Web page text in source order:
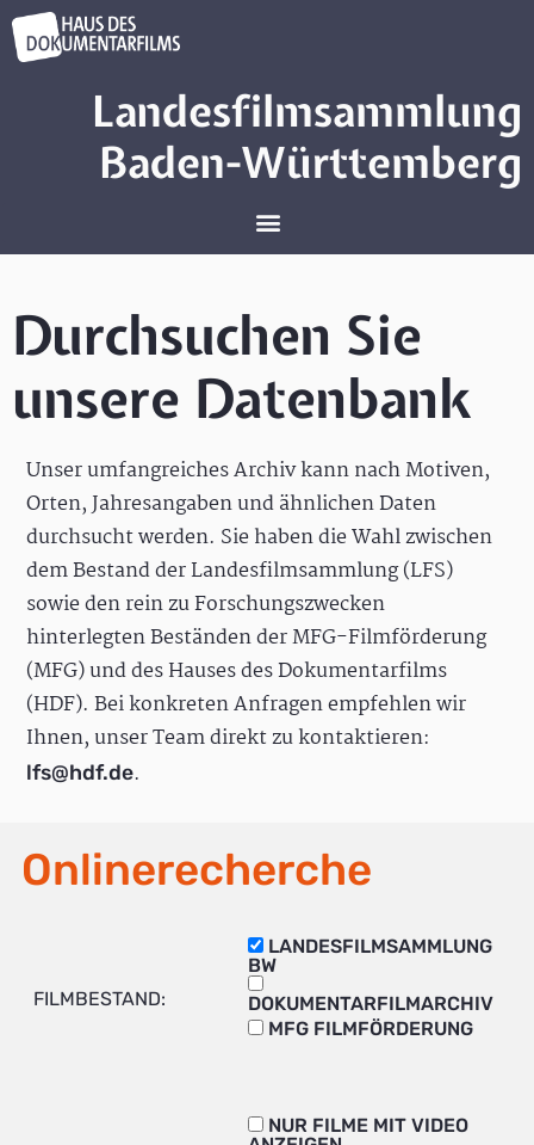
Landesfilmsammlung
Baden-Württemberg
Durchsuchen Sie
unsere Datenbank
Unser umfangreiches Archiv kann nach Motiven,
Orten, Jahresangaben und ähnlichen Daten
durchsucht werden. Sie haben die Wahl zwischen
dem Bestand der Landesfilmsammlung (LFS)
sowie den rein zu Forschungszwecken
hinterlegten Beständen der MFG-Filmförderung
(MFG) und des Hauses des Dokumentarfilms
(HDF). Bei konkreten Anfragen empfehlen wir
Ihnen, unser Team direkt zu kontaktieren:
lfs@hdf.de.
Onlinerecherche
FILMBESTAND:
LANDESFILMSAMMLUNG
BW
DOKUMENTARFILMARCHIV
MFG FILMFÖRDERUNG
NUR FILME MIT VIDEO